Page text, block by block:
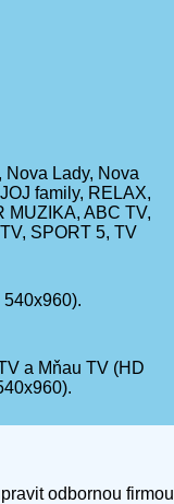
Nova Lady, Nova
family, RELAX,
MUZIKA, ABC TV,
SPORT 5, TV
a Mňau TV (HD
odbornou firmou